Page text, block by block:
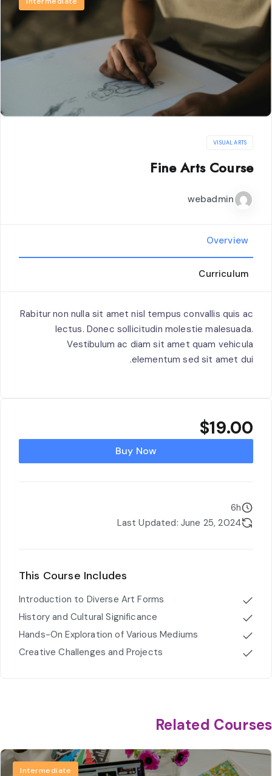
VISUAL ARTS
Fine Arts Course
webadmin
Overview
Curriculum
Rabitur non nulla sit amet nisl tempus convallis quis ac
lectus. Donec sollicitudin molestie malesuada.
Vestibulum ac diam sit amet quam vehicula
elementum sed sit amet dui.
$19.00
Buy Now
6h
Last Updated: June 25, 2024
This Course Includes
Introduction to Diverse Art Forms
History and Cultural Significance
Hands-On Exploration of Various Mediums
Creative Challenges and Projects
Related Courses
Intermediate